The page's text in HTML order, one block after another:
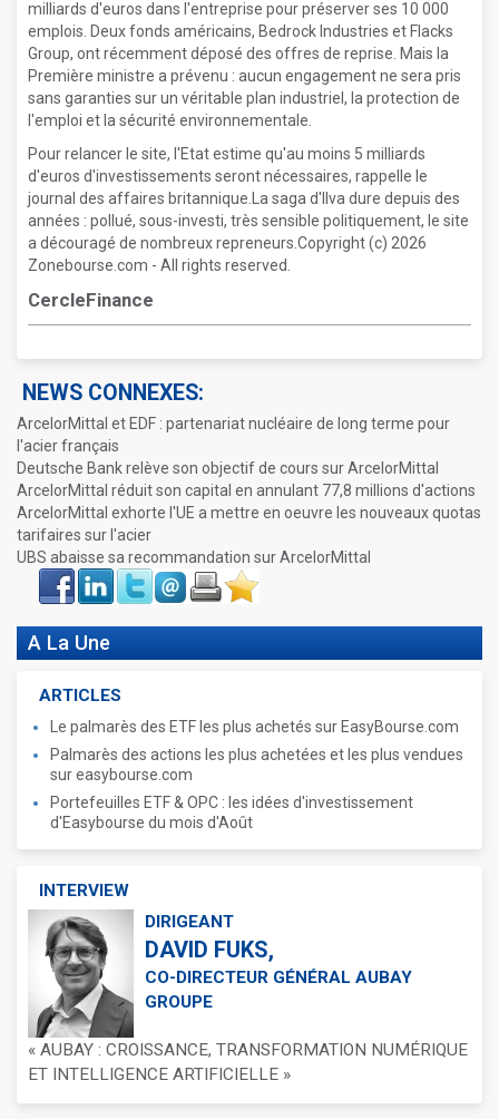
milliards d'euros dans l'entreprise pour préserver ses 10 000
emplois. Deux fonds américains, Bedrock Industries et Flacks
Group, ont récemment déposé des offres de reprise. Mais la
Première ministre a prévenu : aucun engagement ne sera pris
sans garanties sur un véritable plan industriel, la protection de
l'emploi et la sécurité environnementale.
Pour relancer le site, l'Etat estime qu'au moins 5 milliards
d'euros d'investissements seront nécessaires, rappelle le
journal des affaires britannique.La saga d'Ilva dure depuis des
années : pollué, sous-investi, très sensible politiquement, le site
a découragé de nombreux repreneurs.Copyright (c) 2026
Zonebourse.com - All rights reserved.
CercleFinance
NEWS CONNEXES:
ArcelorMittal et EDF : partenariat nucléaire de long terme pour
l'acier français
Deutsche Bank relève son objectif de cours sur ArcelorMittal
ArcelorMittal réduit son capital en annulant 77,8 millions d'actions
ArcelorMittal exhorte l'UE a mettre en oeuvre les nouveaux quotas
tarifaires sur l'acier
UBS abaisse sa recommandation sur ArcelorMittal
Face
book
LinkIn Twitter Envoyer ImprimerFavoris
A La Une
ARTICLES
Le palmarès des ETF les plus achetés sur EasyBourse.com
Palmarès des actions les plus achetées et les plus vendues
sur easybourse.com
Portefeuilles ETF & OPC : les idées d'investissement
d'Easybourse du mois d'Août
INTERVIEW
DIRIGEANT
DAVID FUKS,
CO-DIRECTEUR GÉNÉRAL AUBAY
GROUPE
« AUBAY : CROISSANCE, TRANSFORMATION NUMÉRIQUE
ET INTELLIGENCE ARTIFICIELLE »